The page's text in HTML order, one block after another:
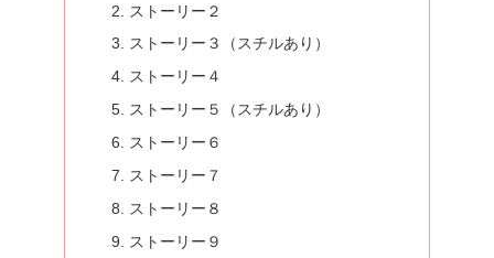
ストーリー２
ストーリー３（スチルあり）
ストーリー４
ストーリー５（スチルあり）
ストーリー６
ストーリー７
ストーリー８
ストーリー９